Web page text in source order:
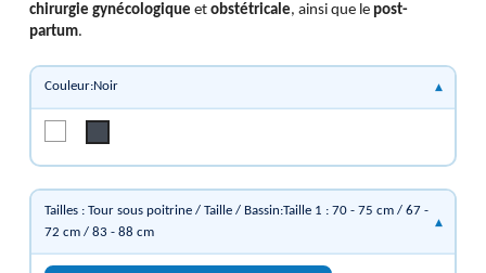
chirurgie gynécologique et obstétricale, ainsi que le post-
partum.
Couleur:Noir
Tailles : Tour sous poitrine / Taille / Bassin:Taille 1 : 70 - 75 cm / 67 -
72 cm / 83 - 88 cm